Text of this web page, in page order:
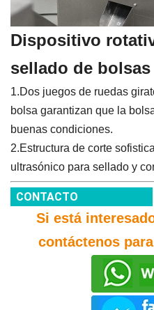
Dispositivo
sellado de bolsas
1.Dos juegos de ruedas
bolsa garantizan que la
buenas condiciones.
2.Estructura de corte
ultrasónico para sellado y
CONTACTO
Si está
contáctenos